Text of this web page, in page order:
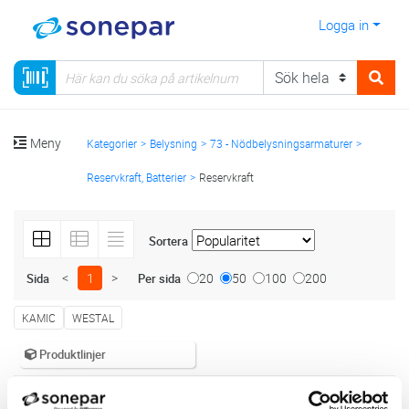
Logga in
Meny Kategorier Belysning 73 - Nödbelysningsarmaturer
Reservkraft, Batterier Reservkraft
Sortera
Sida < 1 > Per sida 20 50 100 200
KAMIC WESTAL
Produktlinjer